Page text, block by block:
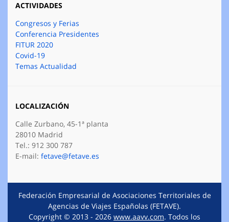
ACTIVIDADES
Congresos y Ferias
Conferencia Presidentes
FITUR 2020
Covid-19
Temas Actualidad
LOCALIZACIÓN
Calle Zurbano, 45-1ª planta
28010 Madrid
Tel.: 912 300 787
E-mail: fetave@fetave.es
Federación Empresarial de Asociaciones Territoriales de
Agencias de Viajes Españolas (FETAVE).
Copyright © 2013 - 2026 www.aavv.com. Todos los